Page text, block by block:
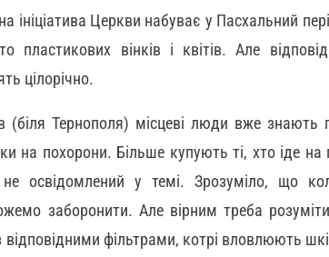
ініціатива Церкви набуває у Пасхальний
пластикових вінків і квітів. Але
цілорічно.
(біля Тернополя) місцеві люди вже
на похорони. Більше купують ті, хто іде
освідомлений у темі. Зрозуміло, що
заборонити. Але вірним треба
фільтрами, котрі вловлюють